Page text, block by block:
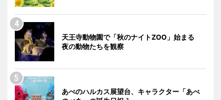
天王寺動物園で「秋のナイトZOO」始まる
夜の動物たちを観察
あべのハルカス展望台、キャラクター「あべ